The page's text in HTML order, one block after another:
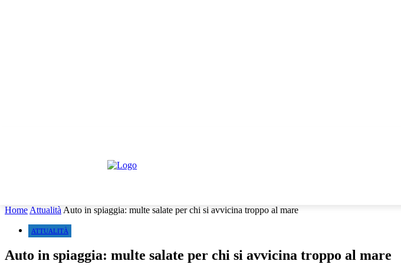
Home Attualità Auto in spiaggia: multe salate per chi si avvicina troppo al mare
ATTUALITÀ
Auto in spiaggia: multe salate per chi si avvicina troppo al mare